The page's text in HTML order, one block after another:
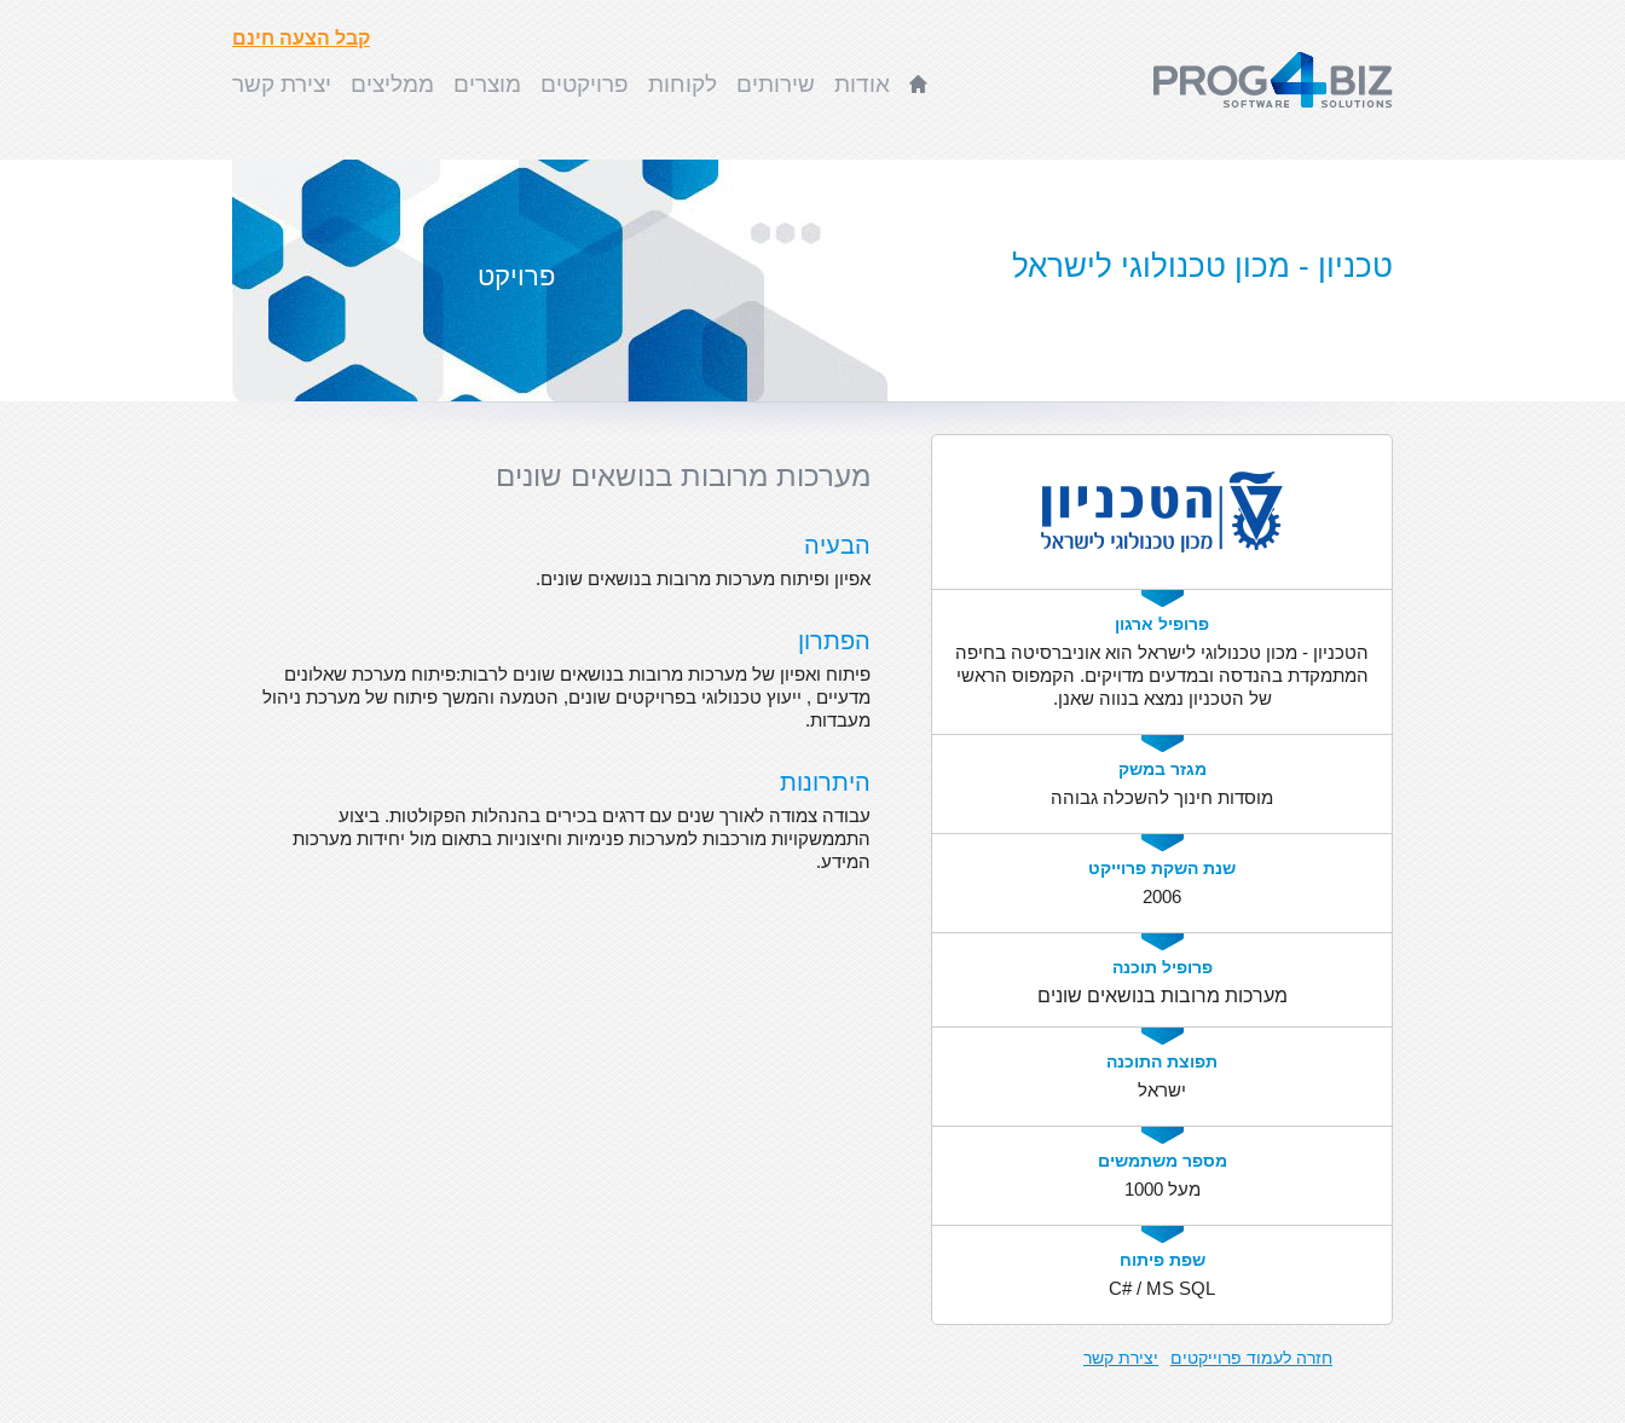
אודות שירותים לקוחות פרויקטים מוצרים ממליצים יצירת קשר
קבל הצעה חינם
פרויקט טכניון - מכון טכנולוגי לישראל
פרופיל ארגון
הטכניון - מכון טכנולוגי לישראל הוא אוניברסיטה בחיפה
המתמקדת בהנדסה ובמדעים מדויקים. הקמפוס הראשי
של הטכניון נמצא בנווה שאנן.
מגזר במשק
מוסדות חינוך להשכלה גבוהה
שנת השקת פרוייקט
2006
פרופיל תוכנה
מערכות מרובות בנושאים שונים
תפוצת התוכנה
ישראל
מספר משתמשים
מעל 1000
שפת פיתוח
C# / MS SQL
מערכות מרובות בנושאים שונים
הבעיה
אפיון ופיתוח מערכות מרובות בנושאים שונים.
הפתרון
פיתוח ואפיון של מערכות מרובות בנושאים שונים לרבות:פיתוח מערכת שאלונים
מדעיים , ייעוץ טכנולוגי בפרויקטים שונים, הטמעה והמשך פיתוח של מערכת ניהול
מעבדות.
היתרונות
עבודה צמודה לאורך שנים עם דרגים בכירים בהנהלות הפקולטות. ביצוע
התממשקויות מורכבות למערכות פנימיות וחיצוניות בתאום מול יחידות מערכות
המידע.
חזרה לעמוד פרוייקטים יצירת קשר